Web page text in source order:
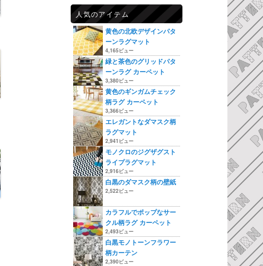
人気のアイテム
黄色の北欧デザインパタ
ーンラグマット
4,165ビュー
緑と茶色のグリッドパタ
ーンラグ カーペット
3,380ビュー
黄色のギンガムチェック
柄ラグ カーペット
3,366ビュー
エレガントなダマスク柄
ラグマット
2,941ビュー
モノクロのジグザグスト
ライプラグマット
2,916ビュー
白黒のダマスク柄の壁紙
2,522ビュー
カラフルでポップなサー
クル柄ラグ カーペット
2,493ビュー
白黒モノトーンフラワー
柄カーテン
2,390ビュー